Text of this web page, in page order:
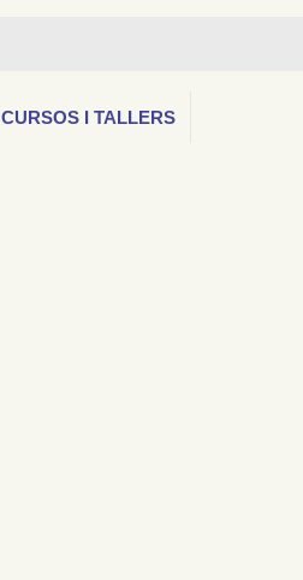
CURSOS I TALLERS